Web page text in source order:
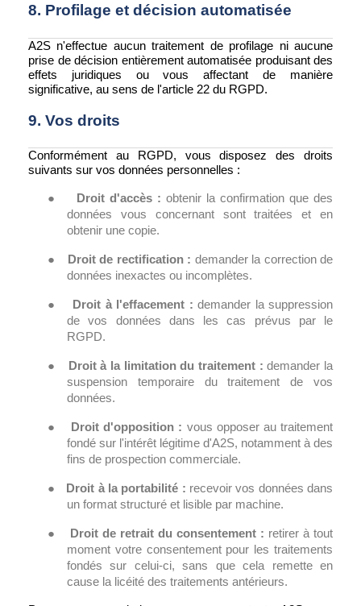
8. Profilage et décision automatisée
A2S n'effectue aucun traitement de profilage ni aucune
prise de décision entièrement automatisée produisant des
effets juridiques ou vous affectant de manière
significative, au sens de l'article 22 du RGPD.
9. Vos droits
Conformément au RGPD, vous disposez des droits
suivants sur vos données personnelles :
● Droit d'accès : obtenir la confirmation que des
données vous concernant sont traitées et en
obtenir une copie.
● Droit de rectification : demander la correction de
données inexactes ou incomplètes.
● Droit à l'effacement :demander la suppression
de vos données dans les cas prévus par le
RGPD.
● Droit à la limitation du traitement :demander la
suspension temporaire du traitement de vos
données.
● Droit d'opposition : vous opposer au traitement
fondé sur l'intérêt légitime d'A2S, notamment à des
fins de prospection commerciale.
● Droit à la portabilité : recevoir vos données dans
un format structuré et lisible par machine.
● Droit de retrait du consentement : retirer à tout
moment votre consentement pour les traitements
fondés sur celui-ci, sans que cela remette en
cause la licéité des traitements antérieurs.